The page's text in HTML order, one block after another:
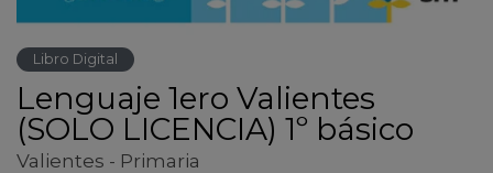
Libro Digital
Lenguaje 1ero Valientes
(SOLO LICENCIA) 1º básico
Valientes - Primaria